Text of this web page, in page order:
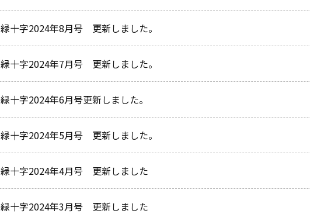
緑十字2024年8月号 更新しました。
緑十字2024年7月号 更新しました。
緑十字2024年6月号更新しました。
緑十字2024年5月号 更新しました。
緑十字2024年4月号 更新しました
緑十字2024年3月号 更新しました